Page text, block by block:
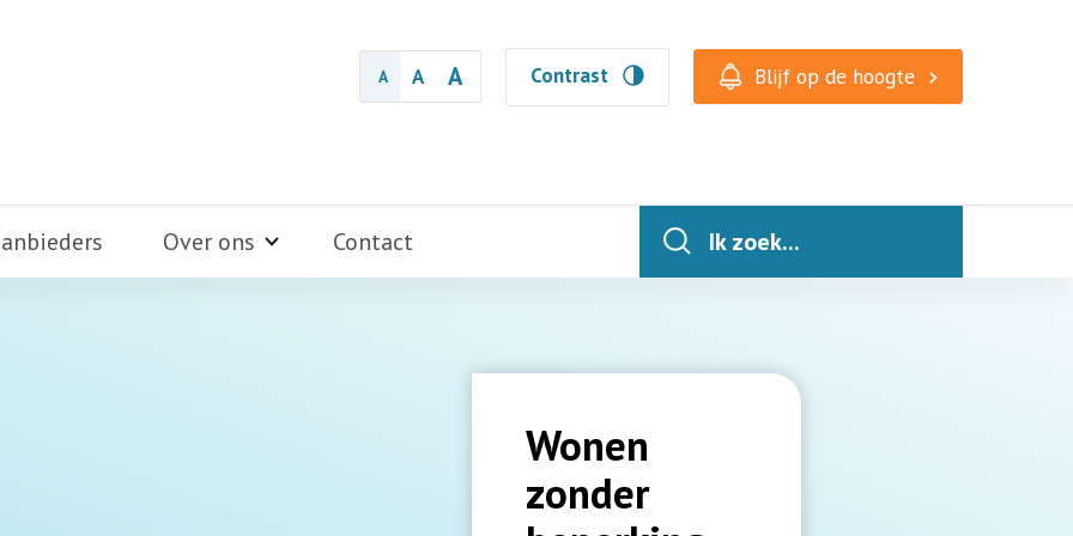
A A A Contrast Blijf op de hoogte
Over ons Contact Ik zoek...
Wonen
zonder